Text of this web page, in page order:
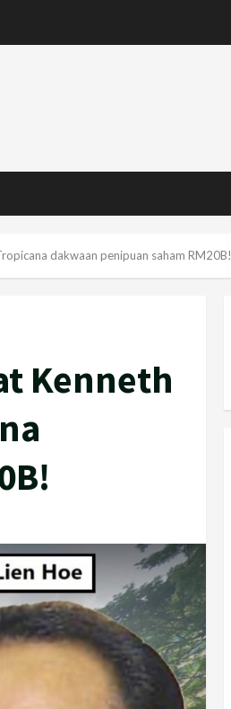
dakwaan penipuan saham RM20B!
Kenneth